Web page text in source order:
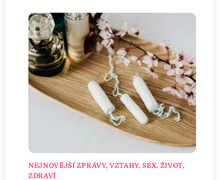
NEJNOVĚJŠÍ ZPRÁVY, VZTAHY, SEX, ŽIVOT,
ZDRAVÍ